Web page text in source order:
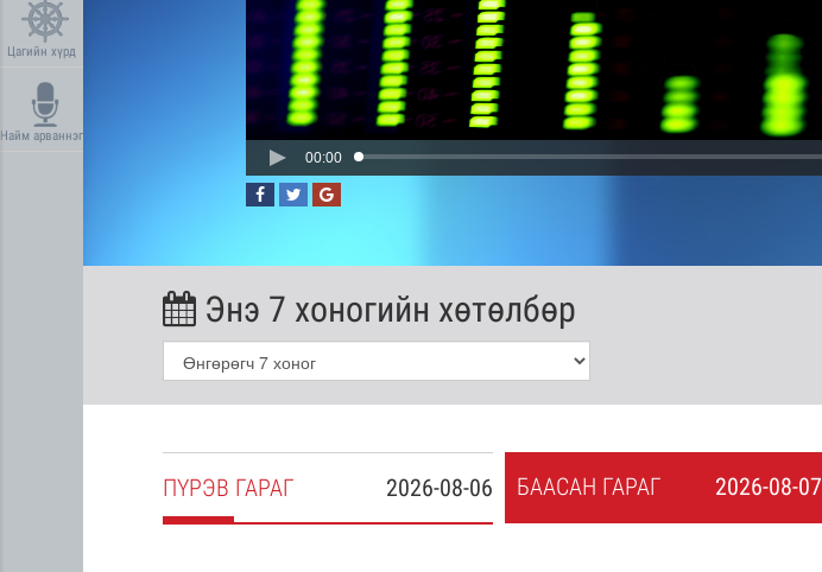
Цагийн хүрд
Найм арваннэг
00:00
Энэ 7 хоногийн хөтөлбөр
2026-08-06
ПҮРЭВ ГАРАГ 2026-08-07
БААСАН ГАРАГ